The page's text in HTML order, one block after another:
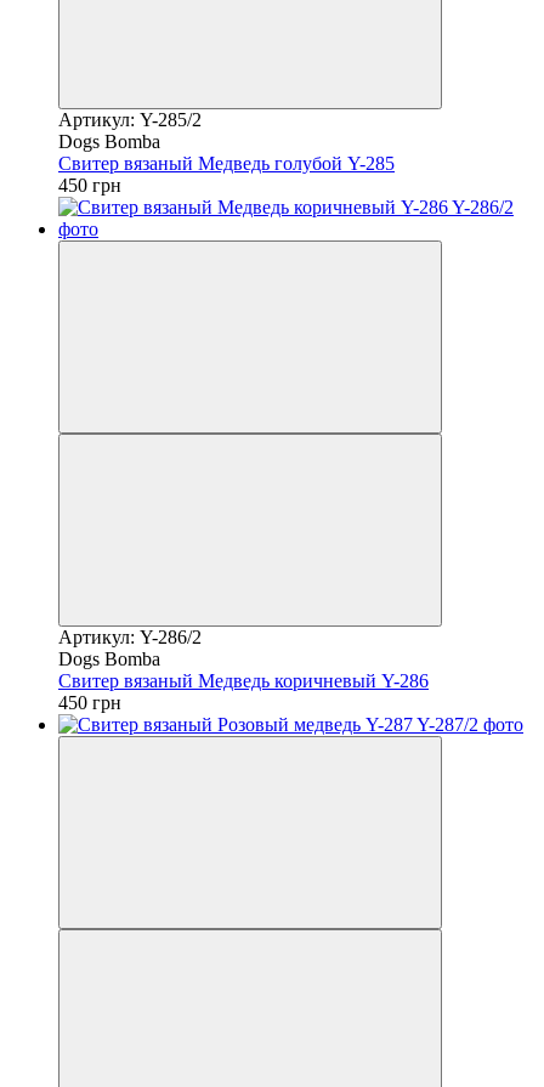
Артикул: Y-285/2
Dogs Bomba
Свитер вязаный Медведь голубой Y-285
450 грн
Артикул: Y-286/2
Dogs Bomba
Свитер вязаный Медведь коричневый Y-286
450 грн